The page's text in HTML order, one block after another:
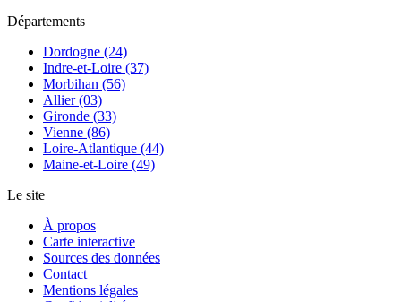
Départements
Dordogne (24)
Indre-et-Loire (37)
Morbihan (56)
Allier (03)
Gironde (33)
Vienne (86)
Loire-Atlantique (44)
Maine-et-Loire (49)
Le site
À propos
Carte interactive
Sources des données
Contact
Mentions légales